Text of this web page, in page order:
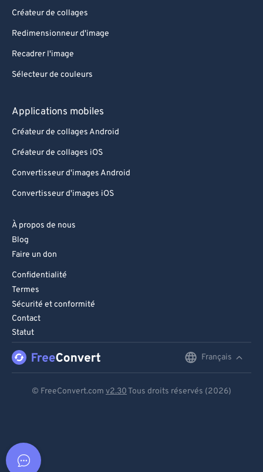
Créateur de collages
Redimensionneur d'image
Recadrer l'image
Sélecteur de couleurs
Applications mobiles
Créateur de collages Android
Créateur de collages iOS
Convertisseur d'images Android
Convertisseur d'images iOS
À propos de nous
Blog
Faire un don
Confidentialité
Termes
Sécurité et conformité
Contact
Statut
Français
© FreeConvert.com v2.30 Tous droits réservés (2026)